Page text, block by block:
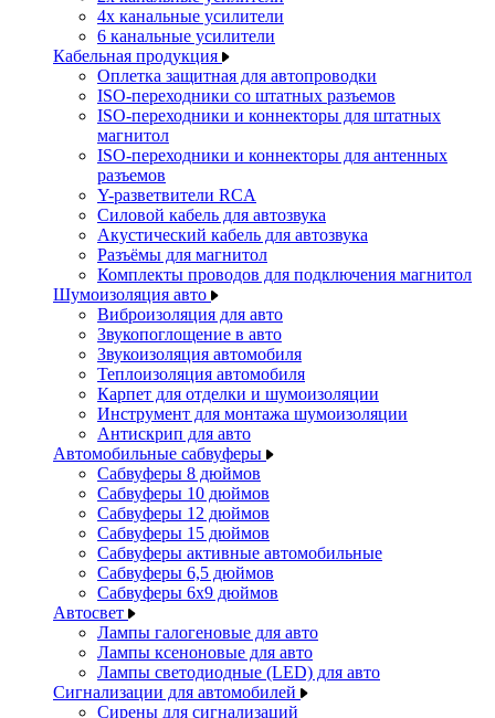
4х канальные усилители
6 канальные усилители
Кабельная продукция
Оплетка защитная для автопроводки
ISO-переходники со штатных разъемов
ISO-переходники и коннекторы для штатных
магнитол
ISO-переходники и коннекторы для антенных
разъемов
Y-разветвители RCA
Силовой кабель для автозвука
Акустический кабель для автозвука
Разъёмы для магнитол
Комплекты проводов для подключения магнитол
Шумоизоляция авто
Виброизоляция для авто
Звукопоглощение в авто
Звукоизоляция автомобиля
Теплоизоляция автомобиля
Карпет для отделки и шумоизоляции
Инструмент для монтажа шумоизоляции
Антискрип для авто
Автомобильные сабвуферы
Сабвуферы 8 дюймов
Сабвуферы 10 дюймов
Сабвуферы 12 дюймов
Сабвуферы 15 дюймов
Сабвуферы активные автомобильные
Сабвуферы 6,5 дюймов
Сабвуферы 6x9 дюймов
Автосвет
Лампы галогеновые для авто
Лампы ксеноновые для авто
Лампы светодиодные (LED) для авто
Сигнализации для автомобилей
Сирены для сигнализаций